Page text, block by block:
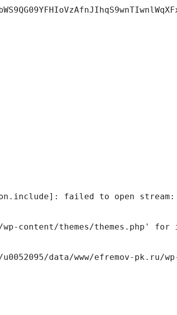
failed to open
content/themes/themes.php'
data/www/efremov-pk.ru/